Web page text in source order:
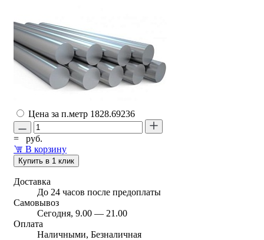
Цена за п.метр 1828.69236
=
руб.
В корзину
Купить в 1 клик
Доставка
До 24 часов после предоплаты
Самовывоз
Сегодня, 9.00 — 21.00
Оплата
Наличными, Безналичная